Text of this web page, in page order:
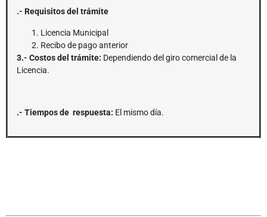
.- Requisitos del trámite
Licencia Municipal
Recibo de pago anterior
3.- Costos del trámite: Dependiendo del giro comercial de la
Licencia.
.- Tiempos de respuesta: El mismo día.